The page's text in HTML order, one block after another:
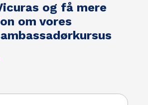
og få mere
om vores